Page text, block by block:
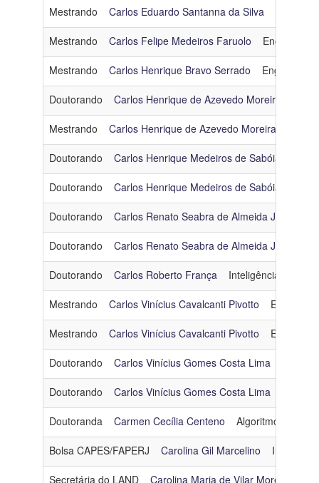
Mestrando Carlos Eduardo Santanna da Silva
Mestrando Carlos Felipe Medeiros Faruolo Engenharia
Mestrando Carlos Henrique Bravo Serrado Engenharia
Doutorando Carlos Henrique de Azevedo Moreira
Mestrando Carlos Henrique de Azevedo Moreira
Doutorando Carlos Henrique Medeiros de Sabóia
Doutorando Carlos Henrique Medeiros de Sabóia
Doutorando Carlos Renato Seabra de Almeida Junior
Doutorando Carlos Renato Seabra de Almeida Junior
Doutorando Carlos Roberto França Inteligência Artificial
Mestrando Carlos Vinícius Cavalcanti Pivotto
Mestrando Carlos Vinícius Cavalcanti Pivotto
Doutorando Carlos Vinícius Gomes Costa Lima
Doutorando Carlos Vinícius Gomes Costa Lima
Doutoranda Carmen Cecília Centeno Algoritmos e
Bolsa CAPES/FAPERJ Carolina Gil Marcelino
Secretária do LAND Carolina Maria de Vilar Moreira Vieira